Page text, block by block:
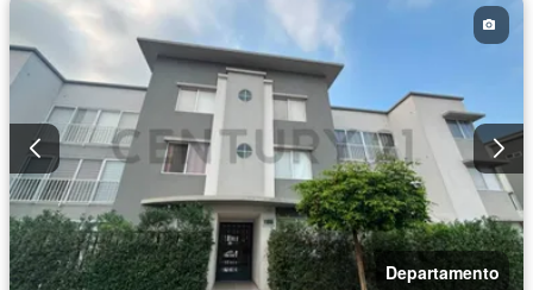
Departamento